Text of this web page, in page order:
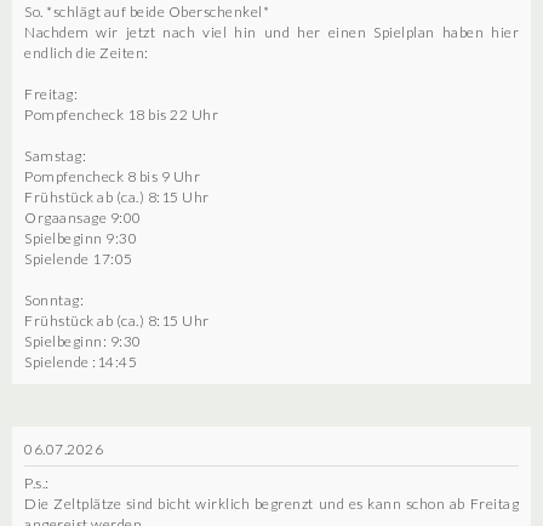
So. *schlägt auf beide Oberschenkel*
Nachdem wir jetzt nach viel hin und her einen Spielplan haben hier
endlich die Zeiten:
Freitag:
Pompfencheck 18 bis 22 Uhr
Samstag:
Pompfencheck 8 bis 9 Uhr
Frühstück ab (ca.) 8:15 Uhr
Orgaansage 9:00
Spielbeginn 9:30
Spielende 17:05
Sonntag:
Frühstück ab (ca.) 8:15 Uhr
Spielbeginn: 9:30
Spielende :14:45
06.07.2026
P.s.:
Die Zeltplätze sind bicht wirklich begrenzt und es kann schon ab Freitag